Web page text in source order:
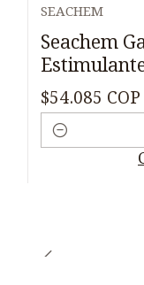
SEACHEM
Seachem
$54.085 COP
Cantidad